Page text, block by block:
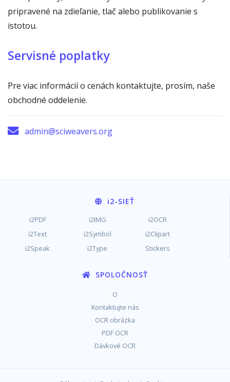
pripravené na zdieľanie, tlač alebo publikovanie s
istotou.
Servisné poplatky
Pre viac informácií o cenách kontaktujte, prosím, naše
obchodné oddelenie.
admin@sciweavers.org
i2-SIEŤ
i2PDF i2IMG
i2OCR
i2Text
i2Symbol
i2Clipart
i2Speak
i2Type Stickers
SPOLOČNOSŤ
O
Kontaktujte nás
OCR obrázka
PDF OCR
Dávkové OCR